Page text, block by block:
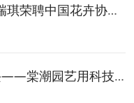
喜报 | 棠潮园艺科技董事长詹瑞琪荣聘中国花卉协会专家委员会委员！
温室里的“芯片”，田埂上的振兴——棠潮园艺用科技融合践行“千万工程”